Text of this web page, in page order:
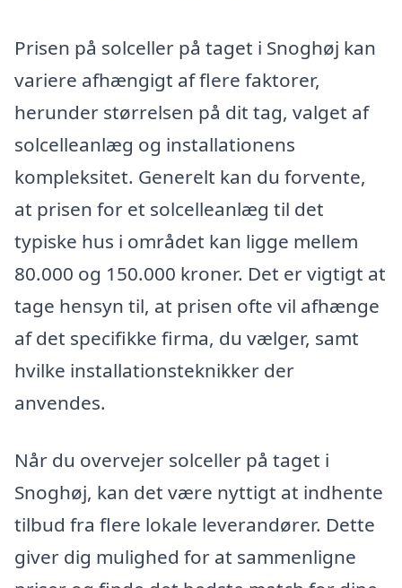
Prisen på solceller på taget i Snoghøj kan
variere afhængigt af flere faktorer,
herunder størrelsen på dit tag, valget af
solcelleanlæg og installationens
kompleksitet. Generelt kan du forvente,
at prisen for et solcelleanlæg til det
typiske hus i området kan ligge mellem
80.000 og 150.000 kroner. Det er vigtigt at
tage hensyn til, at prisen ofte vil afhænge
af det specifikke firma, du vælger, samt
hvilke installationsteknikker der
anvendes.
Når du overvejer solceller på taget i
Snoghøj, kan det være nyttigt at indhente
tilbud fra flere lokale leverandører. Dette
giver dig mulighed for at sammenligne